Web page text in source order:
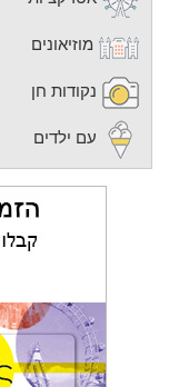
מוזיאונים
נקודות חן
עם ילדים